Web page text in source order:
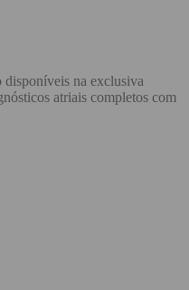
disponíveis na exclusiva
atriais completos com